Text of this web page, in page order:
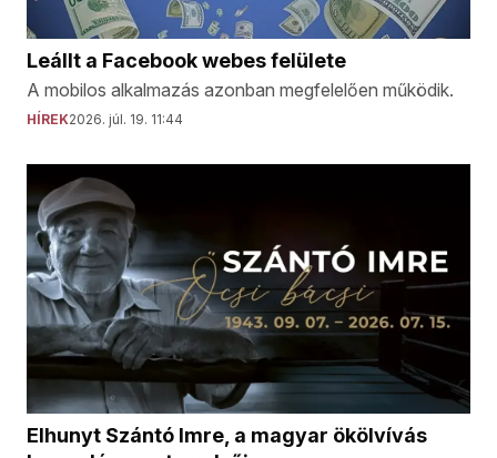
Leállt a Facebook webes felülete
A mobilos alkalmazás azonban megfelelően működik.
HÍREK2026. júl. 19. 11:44
Elhunyt Szántó Imre, a magyar ökölvívás